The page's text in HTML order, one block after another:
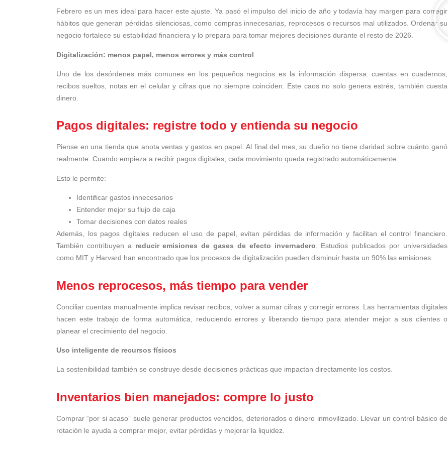
Febrero es un mes ideal para hacer este ajuste. Ya pasó el impulso del inicio de año y todavía hay margen para corregir
hábitos que generan pérdidas silenciosas, como compras innecesarias, reprocesos o recursos mal utilizados. Ordenar su
negocio fortalece su estabilidad financiera y lo prepara para tomar mejores decisiones durante el resto de 2026.
Digitalización: menos papel, menos errores y más control
Uno de los desórdenes más comunes en los pequeños negocios es la información dispersa: cuentas en cuadernos,
recibos sueltos, notas en el celular y cifras que no siempre coinciden. Este caos no solo genera estrés, también cuesta
dinero.
Pagos digitales: registre todo y entienda su negocio
Piense en una tienda que anota ventas y gastos en papel. Al final del mes, su dueño no tiene claridad sobre cuánto ganó
realmente. Cuando empieza a recibir pagos digitales, cada movimiento queda registrado automáticamente.
Esto le permite:
Identificar gastos innecesarios
Entender mejor su flujo de caja
Tomar decisiones con datos reales
Además, los pagos digitales reducen el uso de papel, evitan pérdidas de información y facilitan el control financiero.
También contribuyen a reducir emisiones de gases de efecto invernadero . Estudios publicados por universidades
como MIT y Harvard han encontrado que los procesos de digitalización pueden disminuir hasta un 90% las emisiones.
Menos reprocesos, más tiempo para vender
Conciliar cuentas manualmente implica revisar recibos, volver a sumar cifras y corregir errores. Las herramientas digitales
hacen este trabajo de forma automática, reduciendo errores y liberando tiempo para atender mejor a sus clientes o
planear el crecimiento del negocio.
Uso inteligente de recursos físicos
La sostenibilidad también se construye desde decisiones prácticas que impactan directamente los costos.
Inventarios bien manejados: compre lo justo
Comprar “por si acaso” suele generar productos vencidos, deteriorados o dinero inmovilizado. Llevar un control básico de
rotación le ayuda a comprar mejor, evitar pérdidas y mejorar la liquidez.